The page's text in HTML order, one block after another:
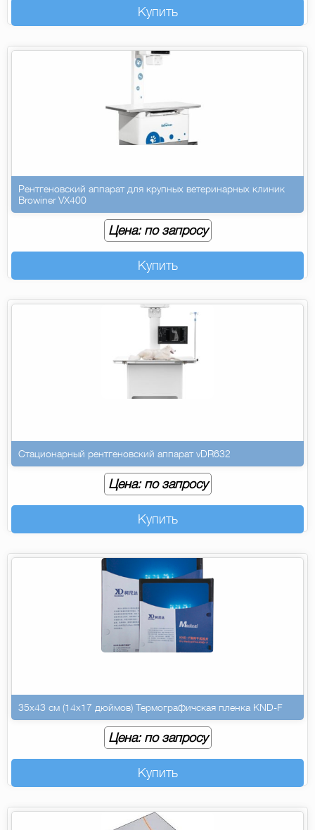
Купить
Рентгеновский аппарат для крупных ветеринарных клиник
Browiner VX400
Цена: по запросу
Купить
Стационарный рентгеновский аппарат vDR632
Цена: по запросу
Купить
35х43 см (14х17 дюймов) Термографичская пленка KND-F
Цена: по запросу
Купить